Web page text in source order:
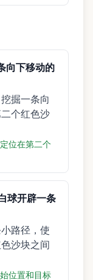
向下移动的
掘一条向
个红色沙
位在第二个
球开辟一条
路径，使
沙块之间
位置和目标